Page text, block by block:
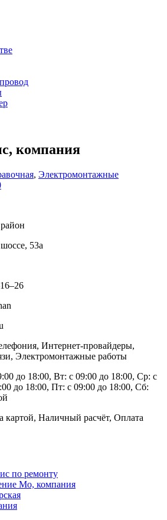
компания
, Электромонтажные
53а
Интернет-провайдеры,
Электромонтажные работы
до 18:00, Вт: с 09:00 до 18:00, Ср: с
до 18:00, Пт: с 09:00 до 18:00, Сб:
картой, Наличный расчёт, Оплата
по ремонту
Мо, компания